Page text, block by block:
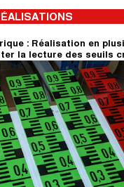
: Réalisation en
la lecture des seuils